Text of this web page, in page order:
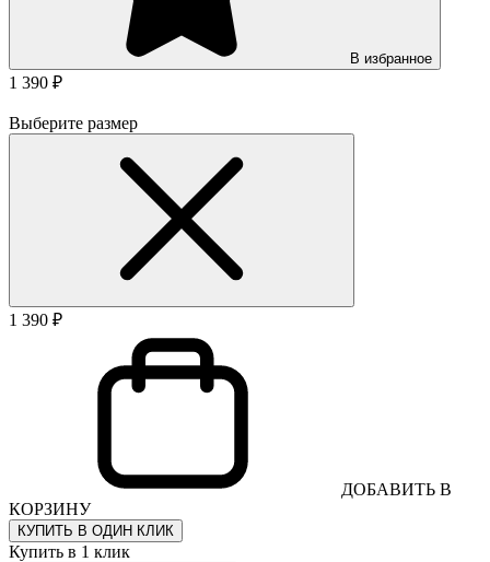
В избранное
1 390 ₽
Выберите размер
1 390 ₽
ДОБАВИТЬ В
КОРЗИНУ
КУПИТЬ В ОДИН КЛИК
Купить в 1 клик